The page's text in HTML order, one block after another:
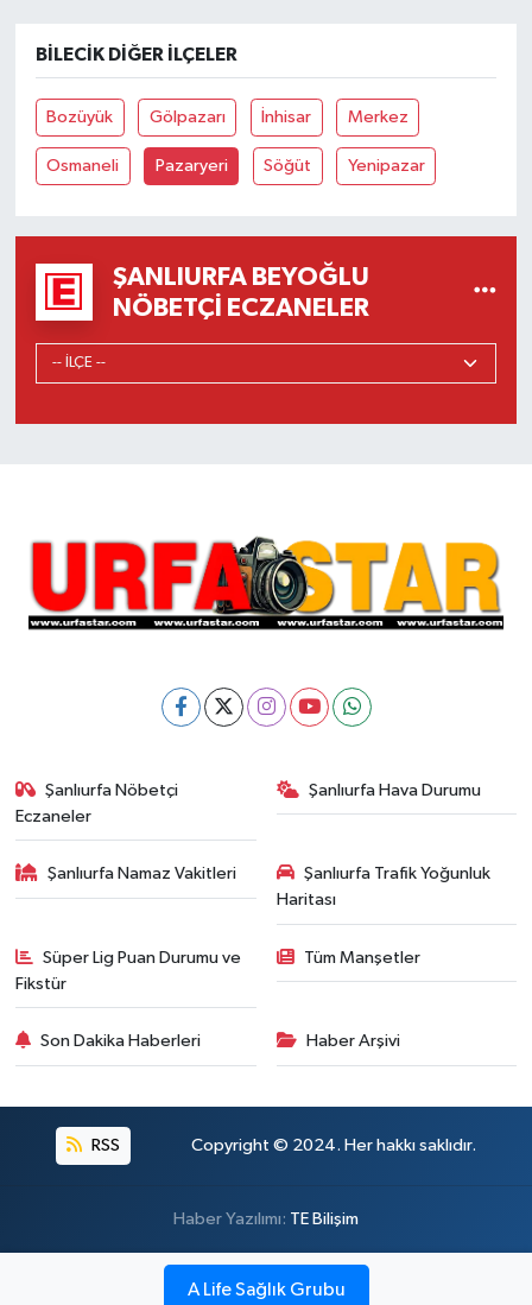
BILECIK DIĞER İLÇELER
Bozüyük Gölpazarı İnhisar Merkez
Osmaneli Pazaryeri Söğüt Yenipazar
ŞANLIURFA BEYOĞLU
NÖBETÇI ECZANELER
Şanlıurfa Nöbetçi
Eczaneler
Şanlıurfa Hava Durumu
Şanlıurfa Namaz Vakitleri
Şanlıurfa Trafik Yoğunluk
Haritası
Süper Lig Puan Durumu ve
Fikstür
Tüm Manşetler
Son Dakika Haberleri Haber Arşivi
RSS Copyright © 2024. Her hakkı saklıdır.
Haber Yazılımı: TE Bilişim
A Life Sağlık Grubu